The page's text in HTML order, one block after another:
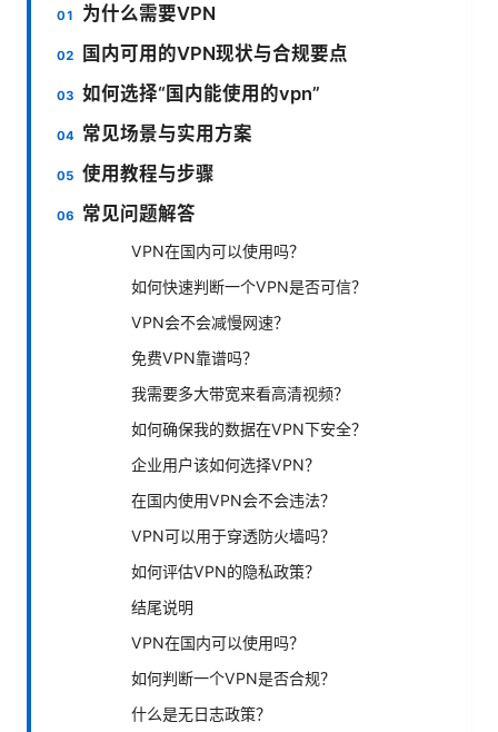
为什么需要VPN
国内可用的VPN现状与合规要点
如何选择“国内能使用的vpn”
常见场景与实用方案
使用教程与步骤
常见问题解答
VPN在国内可以使用吗？
如何快速判断一个VPN是否可信？
VPN会不会减慢网速？
免费VPN靠谱吗？
我需要多大带宽来看高清视频？
如何确保我的数据在VPN下安全？
企业用户该如何选择VPN？
在国内使用VPN会不会违法？
VPN可以用于穿透防火墙吗？
如何评估VPN的隐私政策？
结尾说明
VPN在国内可以使用吗？
如何判断一个VPN是否合规？
什么是无日志政策？